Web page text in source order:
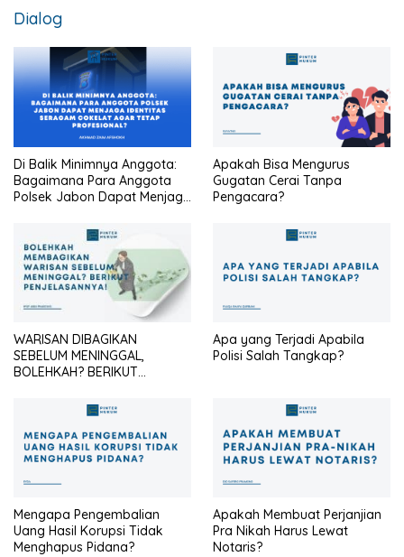
Dialog
Di Balik Minimnya Anggota:
Bagaimana Para Anggota
Polsek Jabon Dapat Menjaga
Agar Tetap Profesional?
Apakah Bisa Mengurus
Gugatan Cerai Tanpa
Pengacara?
WARISAN DIBAGIKAN
SEBELUM MENINGGAL,
BOLEHKAH? BERIKUT
Apa yang Terjadi Apabila
Polisi Salah Tangkap?
Mengapa Pengembalian
Uang Hasil Korupsi Tidak
Menghapus Pidana?
Apakah Membuat Perjanjian
Pra Nikah Harus Lewat
Notaris?